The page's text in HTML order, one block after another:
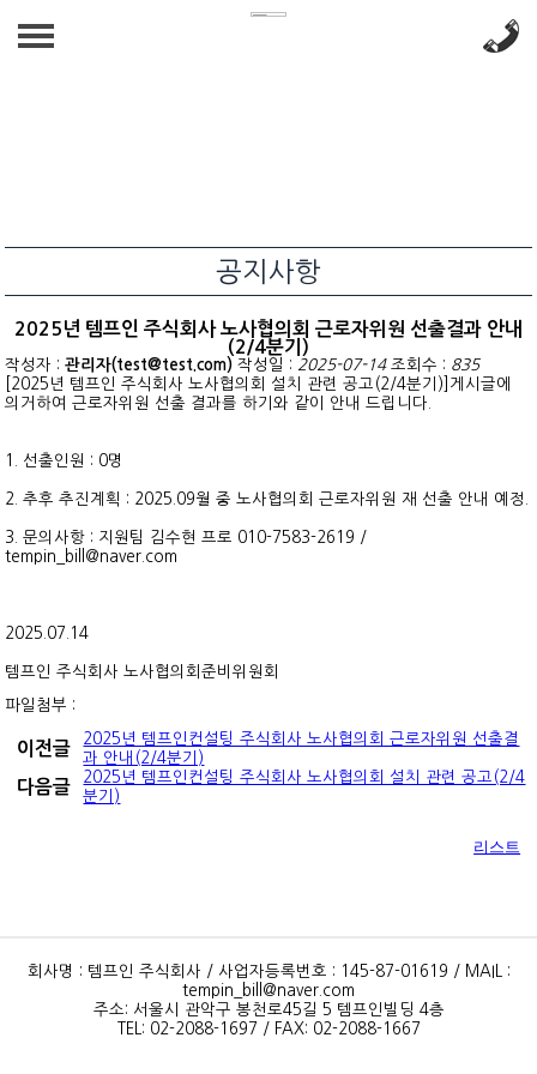
아웃소싱
채용대행/헤드헌팅
페이롤
상시채용
공지사항
공지사항
자료실
공지사항
2025년 템프인 주식회사 노사협의회 근로자위원 선출결과 안내
(2/4분기)
작성자 :관리자(test@test.com) 작성일 : 2025-07-14 조회수 : 835
[2025년 템프인 주식회사 노사협의회 설치 관련 공고(2/4분기)]게시글에
의거하여 근로자위원 선출 결과를 하기와 같이 안내 드립니다.
1. 선출인원 : 0명
2. 추후 추진계획 : 2025.09월 중 노사협의회 근로자위원 재 선출 안내 예정.
3. 문의사항 : 지원팀 김수현 프로 010-7583-2619 /
tempin_bill@naver.com
2025.07.14
템프인 주식회사 노사협의회준비위원회
파일첨부 :
이전글
2025년 템프인컨설팅 주식회사 노사협의회 근로자위원 선출결
과 안내(2/4분기)
다음글
2025년 템프인컨설팅 주식회사 노사협의회 설치 관련 공고(2/4
분기)
리스트
회사명 : 템프인 주식회사 / 사업자등록번호 : 145-87-01619 / MAIL :
tempin_bill@naver.com
주소: 서울시 관악구 봉천로45길 5 템프인빌딩 4층
TEL: 02-2088-1697 / FAX: 02-2088-1667